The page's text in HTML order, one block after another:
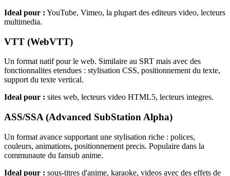
Ideal pour : YouTube, Vimeo, la plupart des editeurs video, lecteurs
multimedia.
VTT (WebVTT)
Un format natif pour le web. Similaire au SRT mais avec des
fonctionnalites etendues : stylisation CSS, positionnement du texte,
support du texte vertical.
Ideal pour : sites web, lecteurs video HTML5, lecteurs integres.
ASS/SSA (Advanced SubStation Alpha)
Un format avance supportant une stylisation riche : polices,
couleurs, animations, positionnement precis. Populaire dans la
communaute du fansub anime.
Ideal pour : sous-titres d'anime, karaoke, videos avec des effets de